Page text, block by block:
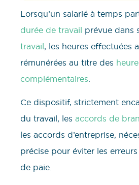
Lorsqu’un salarié à temps
durée de travail prévue dans
travail, les heures effectuées
rémunérées au titre des
complémentaires
Ce dispositif, strictement
du travail, les accords de
les accords d’entreprise,
précise pour éviter les
de paie.